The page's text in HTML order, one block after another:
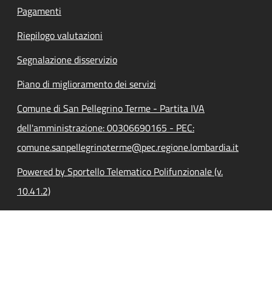
Pagamenti
Riepilogo valutazioni
Segnalazione disservizio
Piano di miglioramento dei servizi
Comune di San Pellegrino Terme - Partita IVA
dell'amministrazione: 00306690165 - PEC:
comune.sanpellegrinoterme@pec.regione.lombardia.it
Powered by Sportello Telematico Polifunzionale (v.
10.41.2)